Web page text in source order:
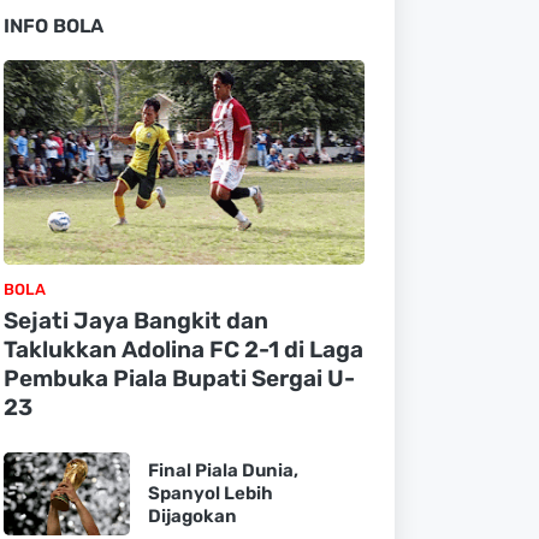
INFO BOLA
BOLA
Sejati Jaya Bangkit dan
Taklukkan Adolina FC 2-1 di Laga
Pembuka Piala Bupati Sergai U-
23
Final Piala Dunia,
Spanyol Lebih
Dijagokan